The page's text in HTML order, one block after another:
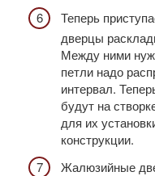
Теперь
дверцы
Между ними
петли надо
интервал.
будут на
для их
конструкции.
Жалюзийные